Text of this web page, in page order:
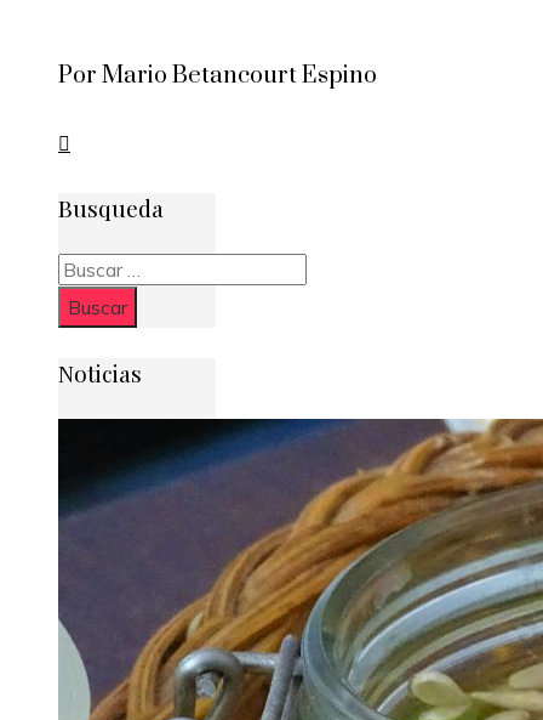
Por Mario Betancourt Espino
Busqueda
Buscar:
Noticias